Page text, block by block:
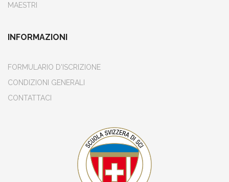
MAESTRI
INFORMAZIONI
FORMULARIO D'ISCRIZIONE
CONDIZIONI GENERALI
CONTATTACI